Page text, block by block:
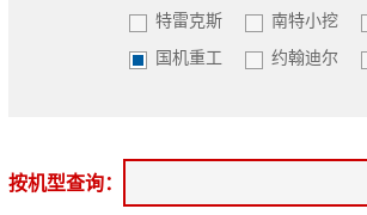
特雷克斯
南特小挖
国机重工
约翰迪尔
按机型查询：